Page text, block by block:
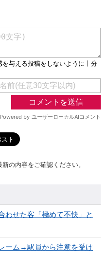
の内容をご確認ください。
わせた客「極めて不快」と
ーム→駅員から注意を受け